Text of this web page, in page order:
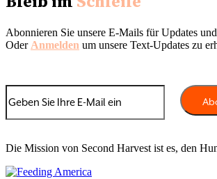
Abonnieren Sie unsere E-Mails für Updates
Oder Anmelden um unsere Text-Updates zu
Die Mission von Second Harvest ist es, den